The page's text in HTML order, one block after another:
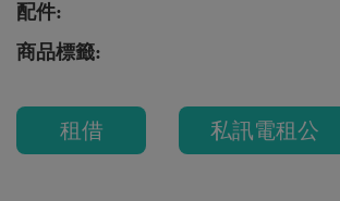
配件:
商品標籤:
租借 私訊電租公